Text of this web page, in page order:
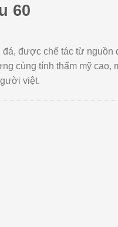
60
đá, được chế tác từ nguồn
cùng tính thẩm mỹ cao,
việt.